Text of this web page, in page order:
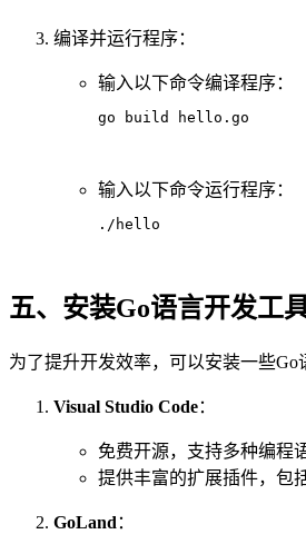
编译并运行程序：
输入以下命令编译程序：
go build hello.go
输入以下命令运行程序：
./hello
五、安装Go语言开发工
为了提升开发效率，可以安装一些Go
Visual Studio Code：
免费开源，支持多种编程
提供丰富的扩展插件，包
GoLand ：